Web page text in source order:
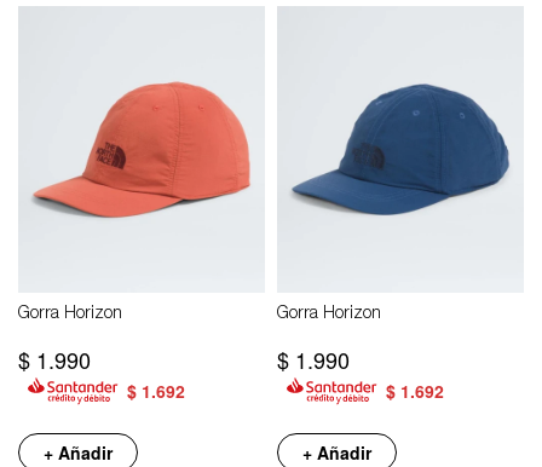
Gorra Horizon
$ 1.990
$ 1.692
+ Añadir
Gorra Horizon
$ 1.990
$ 1.692
+ Añadir